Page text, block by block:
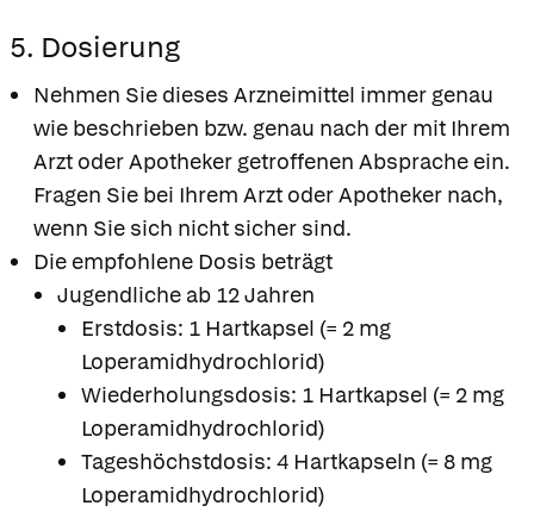
5. Dosierung
Nehmen Sie dieses Arzneimittel immer genau
wie beschrieben bzw. genau nach der mit Ihrem
Arzt oder Apotheker getroffenen Absprache ein.
Fragen Sie bei Ihrem Arzt oder Apotheker nach,
wenn Sie sich nicht sicher sind.
Die empfohlene Dosis beträgt
Jugendliche ab 12 Jahren
Erstdosis: 1 Hartkapsel (= 2 mg
Loperamidhydrochlorid)
Wiederholungsdosis: 1 Hartkapsel (= 2 mg
Loperamidhydrochlorid)
Tageshöchstdosis: 4 Hartkapseln (= 8 mg
Loperamidhydrochlorid)